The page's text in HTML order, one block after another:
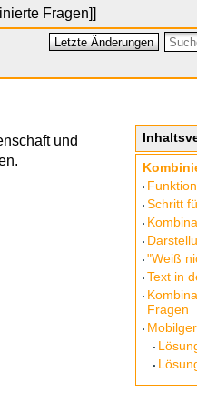
Fragen]]
Letzte Änderungen
Funktion
Schritt
"Weiß
Text in
Fragen
und